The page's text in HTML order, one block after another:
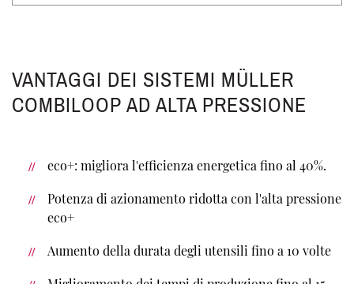
VANTAGGI DEI SISTEMI MÜLLER
COMBILOOP AD ALTA PRESSIONE
eco+: migliora l'efficienza energetica fino al 40%.
Potenza di azionamento ridotta con l'alta pressione
eco+
Aumento della durata degli utensili fino a 10 volte